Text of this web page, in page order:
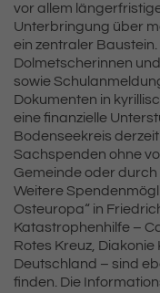
vor allem
Unterbringung über
ein zentraler
Dolmetscherinnen
sowie
Dokumenten in
eine finanzielle
Bodenseekreis
Sachspenden ohne
Gemeinde oder
Weitere
Osteuropa“ in
Katastrophenhilfe –
Rotes Kreuz,
Deutschland – sind
finden. Die